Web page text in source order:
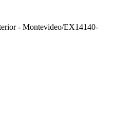
- Montevideo/EX14140-